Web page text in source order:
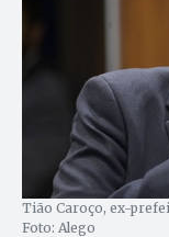
Tião Caroço, ex-
Foto: Alego